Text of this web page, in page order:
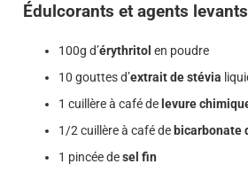
Édulcorants et agents
100g d’érythritol en poudre
10 gouttes d’extrait de stévia
1 cuillère à café de levure
1/2 cuillère à café de bicarbonate
1 pincée desel fin